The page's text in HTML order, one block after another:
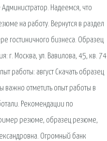
Надеемся, что
на работу. Вернутся в раздел
гостиничного бизнеса. Образец
г. Москва, ул. Вавилова, 45, кв. 74
работы: август Скачать образец
важно отметить опыт работы в
Рекомендации по
резюме, образец резюме,
Огромный банк